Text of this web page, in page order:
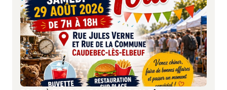
Espace Bourvil
Médiathèque Boris Vian
Studio Gainsbourg
Boîtes à lire
Vie associative
Attribution de subventions